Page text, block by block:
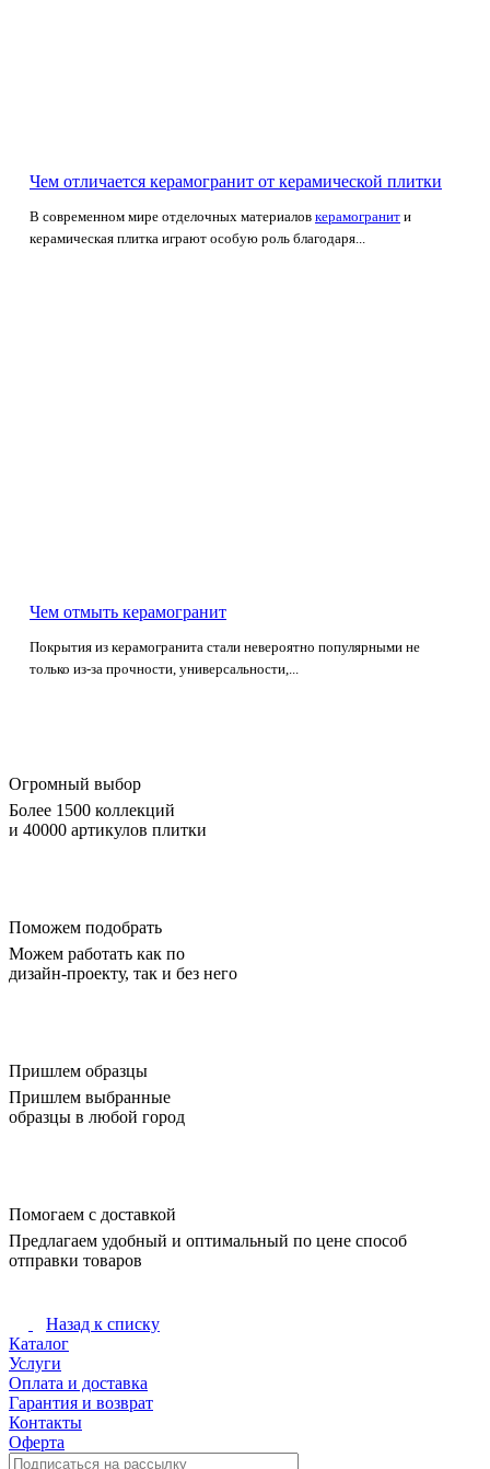
Чем отличается керамогранит от керамической плитки
В современном мире отделочных материалов керамогранит и
керамическая плитка играют особую роль благодаря...
Чем отмыть керамогранит
Покрытия из керамогранита стали невероятно популярными не
только из-за прочности, универсальности,...
Огромный выбор
Более 1500 коллекций
и 40000 артикулов плитки
Поможем подобрать
Можем работать как по
дизайн-проекту, так и без него
Пришлем образцы
Пришлем выбранные
образцы в любой город
Помогаем с доставкой
Предлагаем удобный и оптимальный по цене способ
отправки товаров
Назад к списку
Каталог
Услуги
Оплата и доставка
Гарантия и возврат
Контакты
Оферта